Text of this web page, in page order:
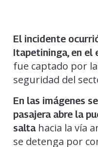
El incidente
Itapetininga, en el
fue captado por
seguridad del
En las imágenes
pasajera abre la
salta hacia la vía
se detenga por